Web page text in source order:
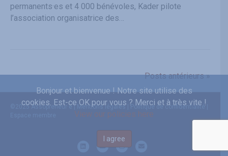
Bonjour et bienvenue ! Notre site utilise des
cookies. Est-ce OK pour vous ? Merci et à très vite !
View our policies here
I agree
permanents·es et 4 000 bénévoles, Kader pilote
l’association organisatrice des…
Posts antérieurs »
2025 Assopreneur·e | Mentions légales| Politique de confidentialité |
Y
I